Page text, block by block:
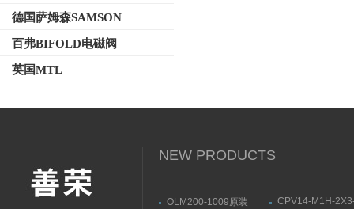
德国萨姆森SAMSON
百弗BIFOLD电磁阀
英国MTL
NEW PRODUCTS
OLM200-1009原装
CPV14-M1H-